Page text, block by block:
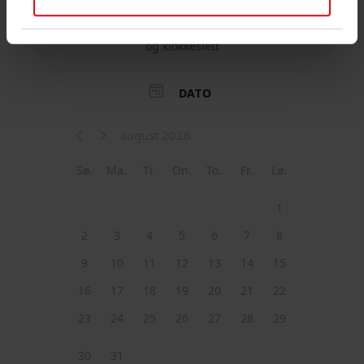
kombinere den med annen informasjon du har gjort
gjennom din bruk av tjenestene deres.